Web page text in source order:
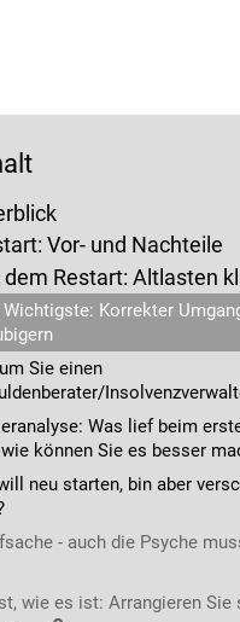
Vor- und Nachteile
dem Restart: Altlasten
Wichtigste: Korrekter
Sie einen
Was lief beim
können Sie es besser
neu starten, bin aber
- auch die Psyche
wie es ist: Arrangieren Sie